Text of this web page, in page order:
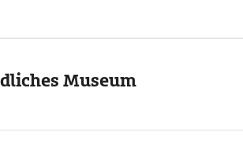
Museum